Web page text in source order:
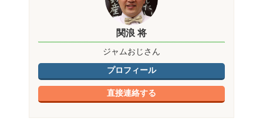
関浪 将
ジャムおじさん
プロフィール
直接連絡する